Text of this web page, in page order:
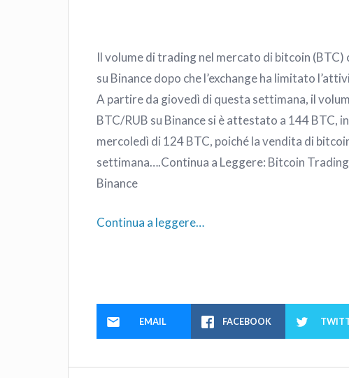
Il volume di trading nel mercato di bitcoin
su Binance dopo che l’exchange ha limitato
A partire da giovedì di questa settimana, il
BTC/RUB su Binance si è attestato a 144 BTC,
mercoledì di 124 BTC, poiché la vendita di
settimana….Continua a Leggere: Bitcoin
Binance
Continua a leggere…
EMAIL FACEBOOK